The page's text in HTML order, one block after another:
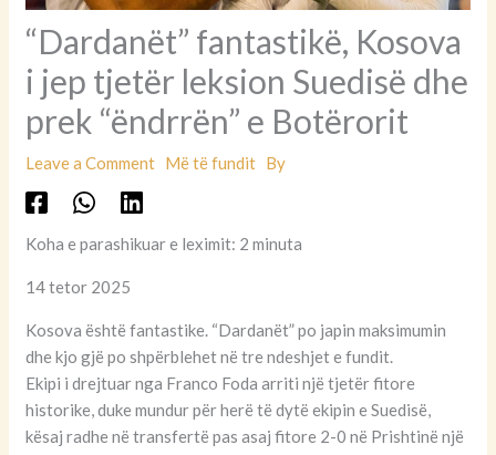
“Dardanët” fantastikë, Kosova
i jep tjetër leksion Suedisë dhe
prek “ëndrrën” e Botërorit
Leave a Comment Më të fundit By
Koha e parashikuar e leximit: 2 minuta
14 tetor 2025
Kosova është fantastike. “Dardanët” po japin maksimumin
dhe kjo gjë po shpërblehet në tre ndeshjet e fundit.
Ekipi i drejtuar nga Franco Foda arriti një tjetër fitore
historike, duke mundur për herë të dytë ekipin e Suedisë,
kësaj radhe në transfertë pas asaj fitore 2-0 në Prishtinë një